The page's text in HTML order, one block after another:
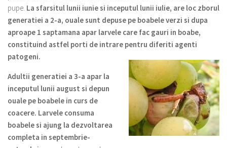
pupe. La sfarsitul lunii iunie si inceputul lunii iulie, are loc zborul
generatiei a 2-a, ouale sunt depuse pe boabele verzi si dupa
aproape 1 saptamana apar larvele care fac gauri in boabe,
constituind astfel porti de intrare pentru diferiti agenti
patogeni.
Adultii generatiei a 3-a apar la
inceputul lunii august si depun
ouale pe boabele in curs de
coacere. Larvele consuma
boabele si ajung la dezvoltarea
completa in septembrie-